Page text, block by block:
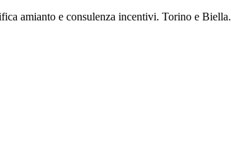
amianto e consulenza incentivi. Torino e Biella.